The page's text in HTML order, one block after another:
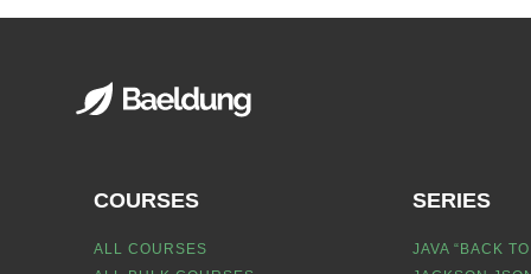
COURSES
ALL COURSES
SERIES
JAVA “BACK